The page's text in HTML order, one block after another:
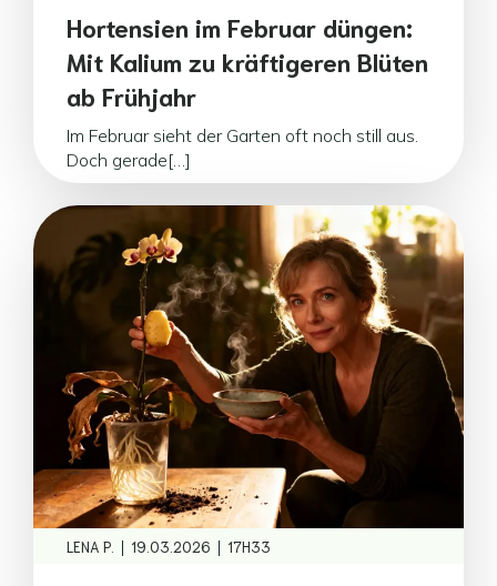
Hortensien im Februar düngen:
Mit Kalium zu kräftigeren Blüten
ab Frühjahr
Im Februar sieht der Garten oft noch still aus.
Doch gerade[…]
LENA P. | 19.03.2026 | 17H33